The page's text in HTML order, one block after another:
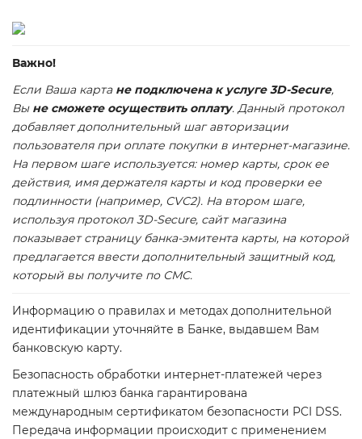
Важно!
Если Ваша карта не подключена к услуге 3D-Secure,
Вы не сможете осуществить оплату. Данный протокол
добавляет дополнительный шаг авторизации
пользователя при оплате покупки в интернет-магазине.
На первом шаге используется: номер карты, срок ее
действия, имя держателя карты и код проверки ее
подлинности (например, CVC2). На втором шаге,
используя протокол 3D-Secure, сайт магазина
показывает страницу банка-эмитента карты, на которой
предлагается ввести дополнительный защитный код,
который вы получите по СМС.
Информацию о правилах и методах дополнительной
идентификации уточняйте в Банке, выдавшем Вам
банковскую карту.
Безопасность обработки интернет-платежей через
платежный шлюз банка гарантирована
международным сертификатом безопасности PCI DSS.
Передача информации происходит с применением